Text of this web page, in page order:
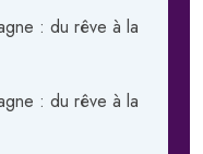
: du rêve à la
: du rêve à la